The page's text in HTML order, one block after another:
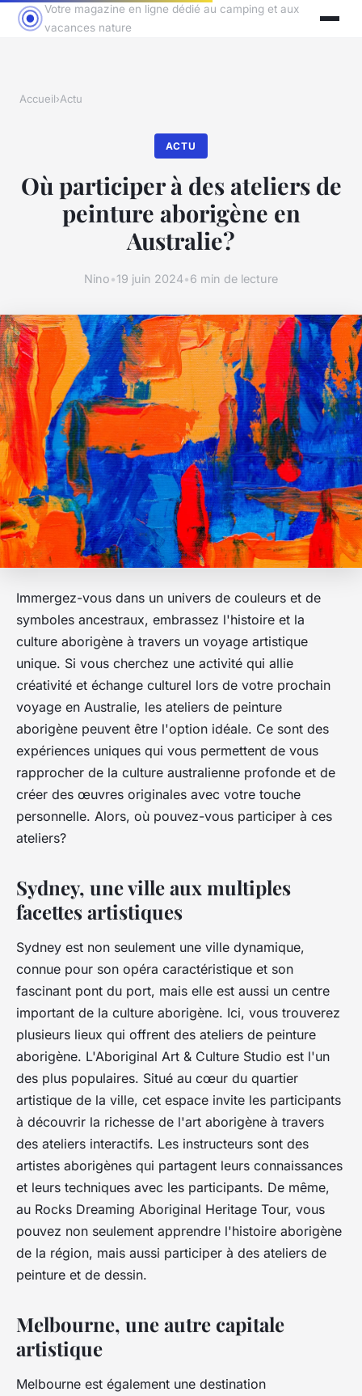
Votre magazine en ligne dédié au camping et aux
vacances nature
Accueil›Actu
ACTU
Où participer à des ateliers de
peinture aborigène en
Australie?
Nino•19 juin 2024•6 min de lecture
Immergez-vous dans un univers de couleurs et de
symboles ancestraux, embrassez l'histoire et la
culture aborigène à travers un voyage artistique
unique. Si vous cherchez une activité qui allie
créativité et échange culturel lors de votre prochain
voyage en Australie, les ateliers de peinture
aborigène peuvent être l'option idéale. Ce sont des
expériences uniques qui vous permettent de vous
rapprocher de la culture australienne profonde et de
créer des œuvres originales avec votre touche
personnelle. Alors, où pouvez-vous participer à ces
ateliers?
Sydney, une ville aux multiples
facettes artistiques
Sydney est non seulement une ville dynamique,
connue pour son opéra caractéristique et son
fascinant pont du port, mais elle est aussi un centre
important de la culture aborigène. Ici, vous trouverez
plusieurs lieux qui offrent des ateliers de peinture
aborigène. L'Aboriginal Art & Culture Studio est l'un
des plus populaires. Situé au cœur du quartier
artistique de la ville, cet espace invite les participants
à découvrir la richesse de l'art aborigène à travers
des ateliers interactifs. Les instructeurs sont des
artistes aborigènes qui partagent leurs connaissances
et leurs techniques avec les participants. De même,
au Rocks Dreaming Aboriginal Heritage Tour, vous
pouvez non seulement apprendre l'histoire aborigène
de la région, mais aussi participer à des ateliers de
peinture et de dessin.
Melbourne, une autre capitale
artistique
Melbourne est également une destination